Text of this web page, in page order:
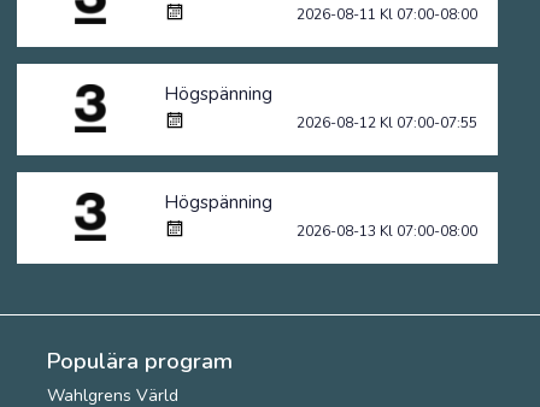
2026-08-11 Kl 07:00-08:00
Högspänning
2026-08-12 Kl 07:00-07:55
Högspänning
2026-08-13 Kl 07:00-08:00
Populära program
Wahlgrens Värld